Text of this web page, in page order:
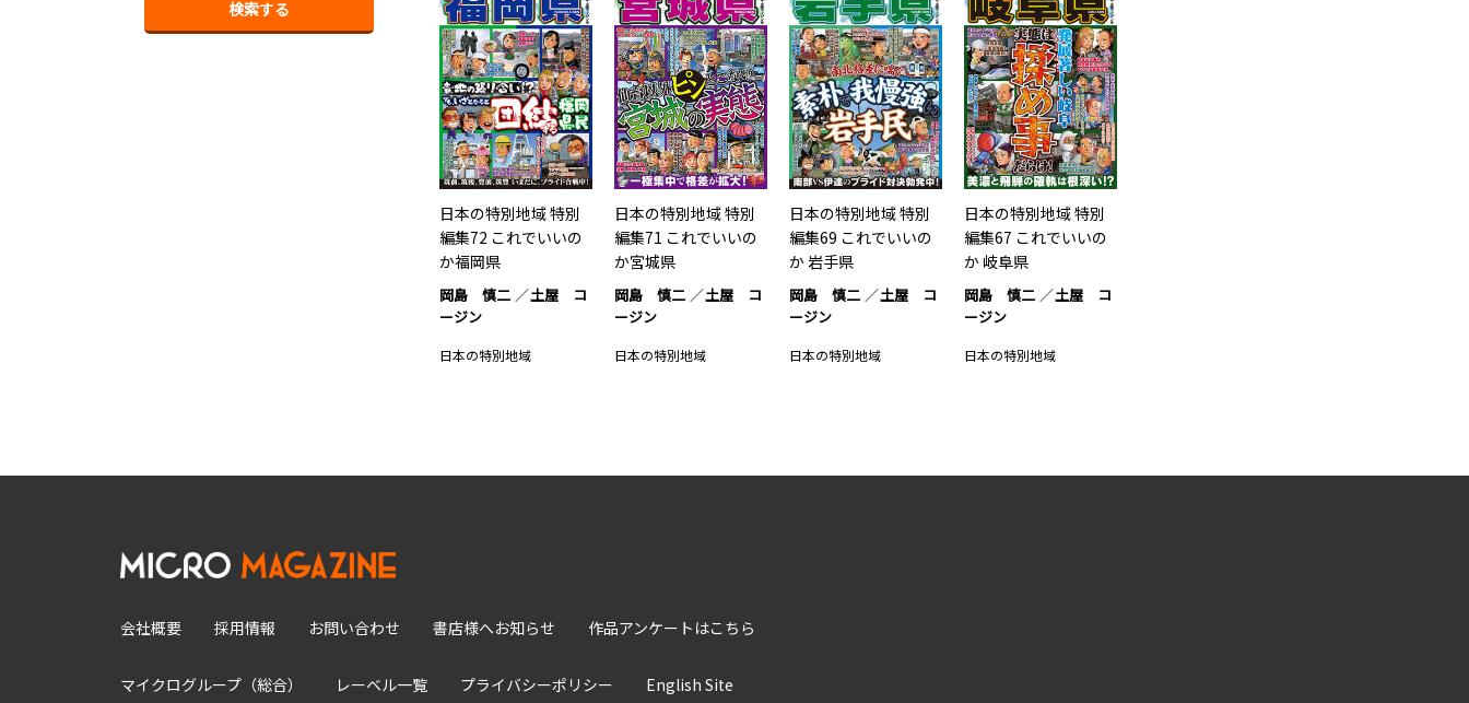
日本の特別地域 特別
編集72 これでいいの
か福岡県
岡島 慎二
土屋 コ
ージン
日本の特別地域
日本の特別地域 特別
編集71 これでいいの
か宮城県
岡島 慎二
土屋 コ
ージン
日本の特別地域
日本の特別地域 特別
編集69 これでいいの
か 岩手県
岡島 慎二
土屋 コ
ージン
日本の特別地域
日本の特別地域 特別
編集67 これでいいの
か 岐阜県
岡島 慎二
土屋 コ
ージン
日本の特別地域
会社概要 採用情報 お問い合わせ 書店様へお知らせ 作品アンケートはこちら
マイクログループ（総合） レーベル一覧 プライバシーポリシー English Site